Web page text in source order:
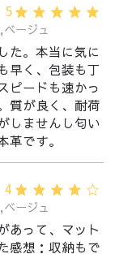
5
ージュ
た。本当に気に
早く、包装も丁
ピードも速かっ
質が良く、耐荷
しませんし匂い
です。
4
ージュ
あって、マット
感想：収納もで